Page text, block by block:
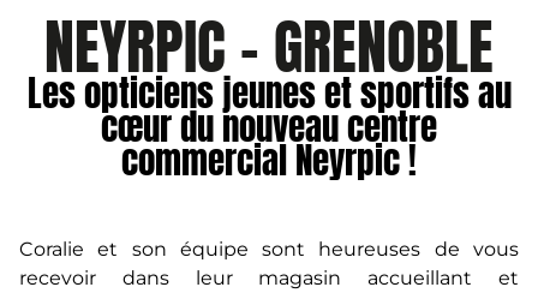
NEYRPIC - GRENOBLE
Les opticiens jeunes et sportifs au
cœur du nouveau centre
commercial Neyrpic !
Coralie et son équipe sont heureuses de vous
recevoir dans leur magasin accueillant et